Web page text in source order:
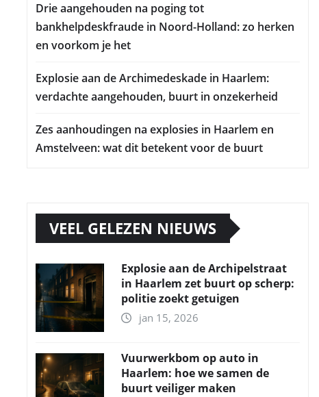
Drie aangehouden na poging tot
bankhelpdeskfraude in Noord-Holland: zo herken
en voorkom je het
Explosie aan de Archimedeskade in Haarlem:
verdachte aangehouden, buurt in onzekerheid
Zes aanhoudingen na explosies in Haarlem en
Amstelveen: wat dit betekent voor de buurt
VEEL GELEZEN NIEUWS
Explosie aan de Archipelstraat
in Haarlem zet buurt op scherp:
politie zoekt getuigen
jan 15, 2026
Vuurwerkbom op auto in
Haarlem: hoe we samen de
buurt veiliger maken